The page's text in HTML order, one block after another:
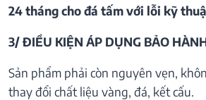
24 tháng cho đá tấm với lỗi kỹ
3/ ĐIỀU KIỆN ÁP DỤNG BẢO
Sản phẩm phải còn nguyên vẹn,
thay đổi chất liệu vàng, đá, kết cấu.